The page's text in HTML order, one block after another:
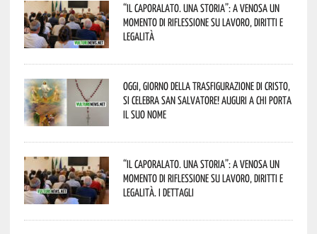
“Il caporalato. Una storia”: a Venosa un
momento di riflessione su lavoro, diritti e
legalità
Oggi, giorno della Trasfigurazione di Cristo,
si celebra San Salvatore! Auguri a chi porta
il suo nome
“Il caporalato. Una storia”: a Venosa un
momento di riflessione su lavoro, diritti e
legalità. I dettagli